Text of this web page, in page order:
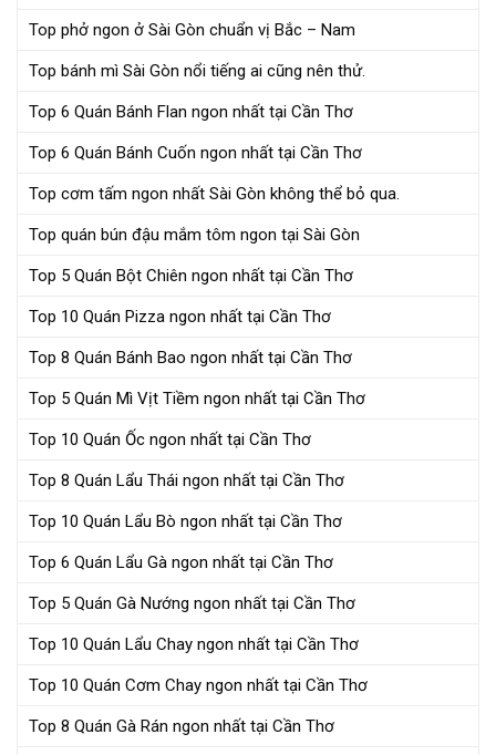
Top phở ngon ở Sài Gòn chuẩn vị Bắc – Nam
Top bánh mì Sài Gòn nổi tiếng ai cũng nên thử.
Top 6 Quán Bánh Flan ngon nhất tại Cần Thơ
Top 6 Quán Bánh Cuốn ngon nhất tại Cần Thơ
Top cơm tấm ngon nhất Sài Gòn không thể bỏ qua.
Top quán bún đậu mắm tôm ngon tại Sài Gòn
Top 5 Quán Bột Chiên ngon nhất tại Cần Thơ
Top 10 Quán Pizza ngon nhất tại Cần Thơ
Top 8 Quán Bánh Bao ngon nhất tại Cần Thơ
Top 5 Quán Mì Vịt Tiềm ngon nhất tại Cần Thơ
Top 10 Quán Ốc ngon nhất tại Cần Thơ
Top 8 Quán Lẩu Thái ngon nhất tại Cần Thơ
Top 10 Quán Lẩu Bò ngon nhất tại Cần Thơ
Top 6 Quán Lẩu Gà ngon nhất tại Cần Thơ
Top 5 Quán Gà Nướng ngon nhất tại Cần Thơ
Top 10 Quán Lẩu Chay ngon nhất tại Cần Thơ
Top 10 Quán Cơm Chay ngon nhất tại Cần Thơ
Top 8 Quán Gà Rán ngon nhất tại Cần Thơ